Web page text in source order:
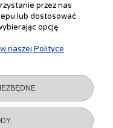
przez nas
lub dostosować
opcję
naszej Polityce